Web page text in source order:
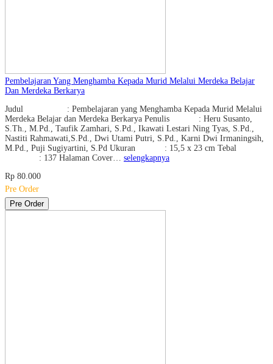
Pembelajaran Yang Menghamba Kepada Murid Melalui Merdeka Belajar
Dan Merdeka Berkarya
Judul : Pembelajaran yang Menghamba Kepada Murid Melalui
Merdeka Belajar dan Merdeka Berkarya Penulis : Heru Susanto,
S.Th., M.Pd., Taufik Zamhari, S.Pd., Ikawati Lestari Ning Tyas, S.Pd.,
Nastiti Rahmawati,S.Pd., Dwi Utami Putri, S.Pd., Karni Dwi Irmaningsih,
M.Pd., Puji Sugiyartini, S.Pd Ukuran : 15,5 x 23 cm Tebal
: 137 Halaman Cover… selengkapnya
Rp 80.000
Pre Order
Pre Order